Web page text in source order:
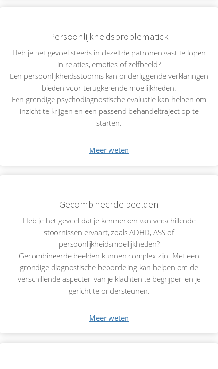
Persoonlijkheidsproblematiek
Heb je het gevoel steeds in dezelfde patronen vast te lopen
in relaties, emoties of zelfbeeld?
Een persoonlijkheidsstoornis kan onderliggende verklaringen
bieden voor terugkerende moeilijkheden.
Een grondige psychodiagnostische evaluatie kan helpen om
inzicht te krijgen en een passend behandeltraject op te
starten.
Meer weten
Gecombineerde beelden
Heb je het gevoel dat je kenmerken van verschillende
stoornissen ervaart, zoals ADHD, ASS of
persoonlijkheidsmoeilijkheden?
Gecombineerde beelden kunnen complex zijn. Met een
grondige diagnostische beoordeling kan helpen om de
verschillende aspecten van je klachten te begrijpen en je
gericht te ondersteunen.
Meer weten